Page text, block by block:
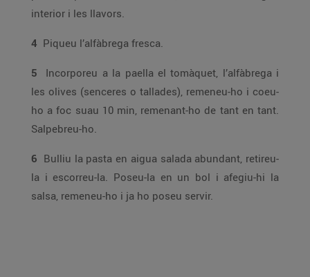
interior i les llavors.
4 Piqueu l’alfàbrega fresca.
5
Incorporeu a la paella el tomàquet, l’alfàbrega i
les olives (senceres o tallades), remeneu-ho i coeu-
ho a foc suau 10 min, remenant-ho de tant en tant.
Salpebreu-ho.
6 Bulliu la pasta en aigua salada abundant, retireu-
la i escorreu-la. Poseu-la en un bol i afegiu-hi la
salsa, remeneu-ho i ja ho poseu servir.